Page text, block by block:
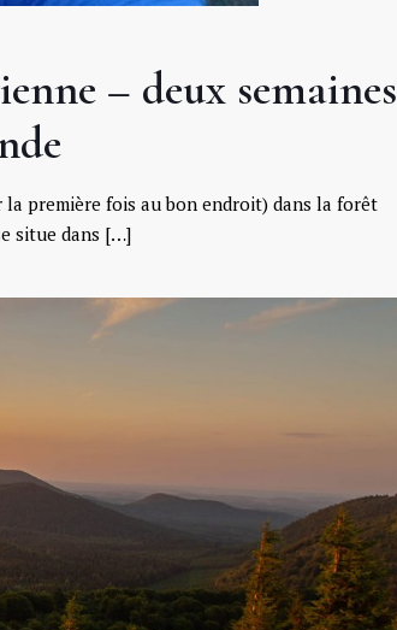
– deux semaines
première fois au bon endroit) dans la forêt
situe dans […]